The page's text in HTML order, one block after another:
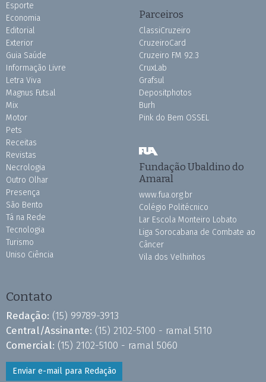
Esporte
Economia
Editorial
Exterior
Guia Saúde
Informação Livre
Letra Viva
Magnus Futsal
Mix
Motor
Pets
Receitas
Revistas
Necrologia
Outro Olhar
Presença
São Bento
Tá na Rede
Tecnologia
Turismo
Uniso Ciência
Parceiros
ClassiCruzeiro
CruzeiroCard
Cruzeiro FM 92.3
CruxLab
Grafsul
Depositphotos
Burh
Pink do Bem OSSEL
Fundação Ubaldino do
Amaral
www.fua.org.br
Colégio Politécnico
Lar Escola Monteiro Lobato
Liga Sorocabana de Combate ao
Câncer
Vila dos Velhinhos
Contato
Redação: (15) 99789-3913
Central/Assinante: (15) 2102-5100 - ramal 5110
Comercial: (15) 2102-5100 - ramal 5060
Enviar e-mail para Redação